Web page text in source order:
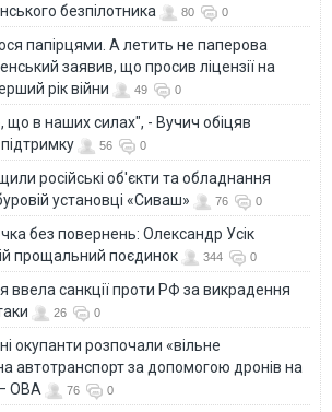
безпілотника
80 0
папірцями. А летить не паперова
заявив, що просив ліцензії на
рік війни
49 0
що в наших силах", - Вучич обіцяв
56 0
російські об'єкти та обладнання
установці «Сиваш»
76 0
без повернень: Олександр Усік
прощальний поєдинок
344 0
ввела санкції проти РФ за викрадення
26 0
окупанти розпочали «вільне
автотранспорт за допомогою дронів на
ОВА
76 0